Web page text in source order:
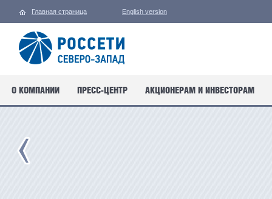
Главная страница English version
О КОМПАНИИ ПРЕСС-ЦЕНТР АКЦИОНЕРАМ И ИНВЕСТОРАМ